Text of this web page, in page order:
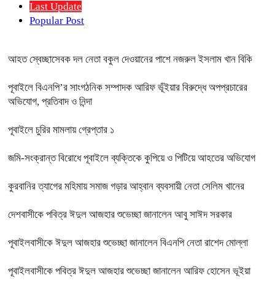
Last Update
Popular Post
আহত স্বেচ্ছাসেবক দল নেতা বকুল দেওয়ানের পাশে নজরুল ইসলাম খান বিকি
পূবাইলে বিএনপি’র সাংগঠনিক সম্পাদক আরিফ ভূঁইয়ার বিরুদ্ধে অপপ্রচারের
অভিযোগ, প্রতিবাদ ও নিন্দা
পূবাইলে চুরির মামলায় গ্রেপ্তার ১
জমি-সংক্রান্ত বিরোধে পূবাইলে ব্যক্তিকে কুপিয়ে ও পিটিয়ে আহতের অভিযোগ
কুরবানির ত্যাগের মহিমায় সমাজ গড়ার আহ্বান ব্যবসায়ী নেতা সেলিম খানের
দেশবাসীকে পবিত্র ঈদুল আজহার শুভেচ্ছা জানালেন আবু সাঈদ সরকার
পূবাইলবাসীকে ঈদুল আজহার শুভেচ্ছা জানালেন বিএনপি নেতা রাশেদ মোল্লা
পূবাইলবাসীকে পবিত্র ঈদুল আজহার শুভেচ্ছা জানালেন আরিফ হোসেন ভূইয়া